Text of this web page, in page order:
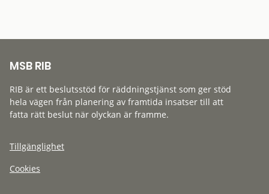
MSB RIB
RIB är ett beslutsstöd för räddningstjänst som ger stöd
hela vägen från planering av framtida insatser till att
fatta rätt beslut när olyckan är framme.
Tillgänglighet
Cookies